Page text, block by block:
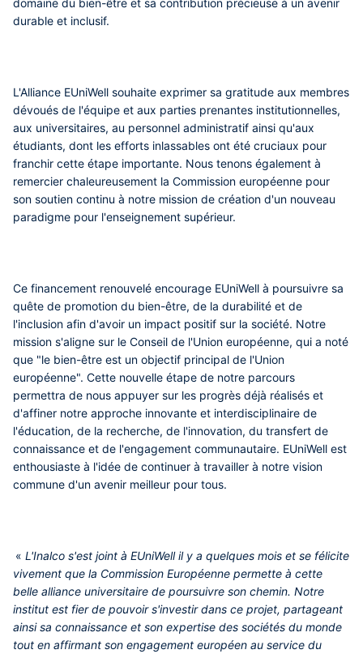
domaine du bien-être et sa contribution précieuse à un avenir
durable et inclusif.
L'Alliance EUniWell souhaite exprimer sa gratitude aux membres
dévoués de l'équipe et aux parties prenantes institutionnelles,
aux universitaires, au personnel administratif ainsi qu'aux
étudiants, dont les efforts inlassables ont été cruciaux pour
franchir cette étape importante. Nous tenons également à
remercier chaleureusement la Commission européenne pour
son soutien continu à notre mission de création d'un nouveau
paradigme pour l'enseignement supérieur.
Ce financement renouvelé encourage EUniWell à poursuivre sa
quête de promotion du bien-être, de la durabilité et de
l'inclusion afin d'avoir un impact positif sur la société. Notre
mission s'aligne sur le Conseil de l'Union européenne, qui a noté
que "le bien-être est un objectif principal de l'Union
européenne". Cette nouvelle étape de notre parcours
permettra de nous appuyer sur les progrès déjà réalisés et
d'affiner notre approche innovante et interdisciplinaire de
l'éducation, de la recherche, de l'innovation, du transfert de
connaissance et de l'engagement communautaire. EUniWell est
enthousiaste à l'idée de continuer à travailler à notre vision
commune d'un avenir meilleur pour tous.
« L'Inalco s'est joint à EUniWell il y a quelques mois et se félicite
vivement que la Commission Européenne permette à cette
belle alliance universitaire de poursuivre son chemin. Notre
institut est fier de pouvoir s'investir dans ce projet, partageant
ainsi sa connaissance et son expertise des sociétés du monde
tout en affirmant son engagement européen au service du